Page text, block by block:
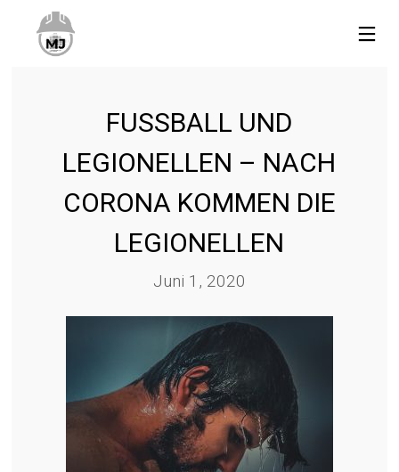
GEFAHR BEI GASTHERMEN:
KOHLENMONOXID
2020
SICHERHEIT IM REGAL – SO
FUNKTIONIERT´S!
FUSSBALL UND
LEGIONELLEN – NACH
CORONA KOMMEN DIE
LEGIONELLEN
Juni 1, 2020